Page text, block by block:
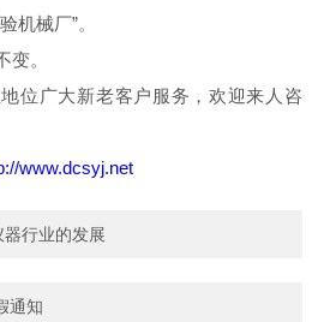
机械厂”。
变。
位广大新老客户服务，欢迎来人咨
www.dcsyj.net
行业的发展
通知